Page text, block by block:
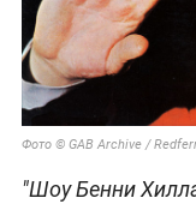
Фото © GAB Archive /
"Шоу Бенни